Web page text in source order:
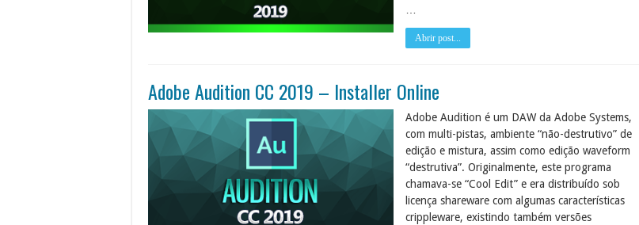
Abrir post...
Adobe Audition CC 2019 – Installer Online
Adobe Audition é um DAW da Adobe Systems,
com multi-pistas, ambiente “não-destrutivo” de
edição e mistura, assim como edição waveform
“destrutiva”. Originalmente, este programa
chamava-se “Cool Edit” e era distribuído sob
licença shareware com algumas características
crippleware, existindo também versões